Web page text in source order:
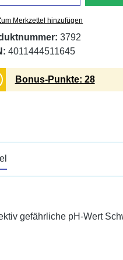
Merkzettel hinzufügen
3792
4011444511645
Bonus-Punkte: 28
gefährliche pH-Wert